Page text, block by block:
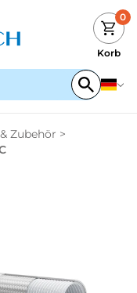
0
Korb
Zubehör >